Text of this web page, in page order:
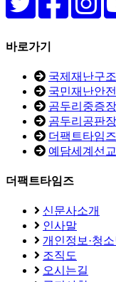
바로가기
국제재난구
국민재난안
곰두리중증
곰두리공판장
더팩트타임즈
예담세계선
더팩트타임즈
신문사소개
인사말
개인정보·청
조직도
오시는길